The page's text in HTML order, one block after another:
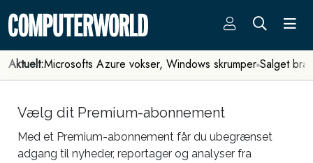
Aktuelt:Microsofts Azure vokser, Windows skrumper Salget
Vælg dit Premium-abonnement
Med et Premium-abonnement får du ubegrænset
adgang til nyheder, reportager og analyser fra